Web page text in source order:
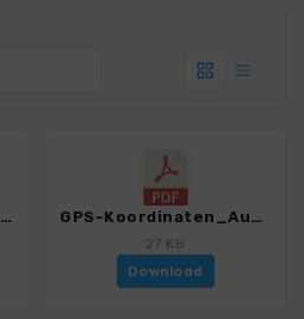
GPS-Daten_Haftungsausschluss-Nutzungsbedingungen_WF_Mallorca GR221_4541_2.pdf GPS-Koordinaten_Ausgangspunkte_WF_Mallorca GR221_4541_2.pdf
27 KB
Download